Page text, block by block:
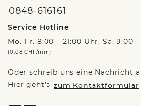
0848-616161
Service Hotline
Mo.-Fr. 8:00 – 21:00 Uhr, Sa. 9:00
(0,08 CHF/min)
Oder schreib uns eine Nachricht
Hier geht’s zum Kontaktformular